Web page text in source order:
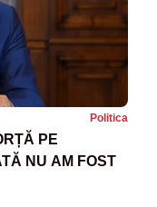
Politica
PE
NU AM FOST